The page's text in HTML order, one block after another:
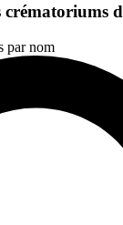
crématoriums
par nom